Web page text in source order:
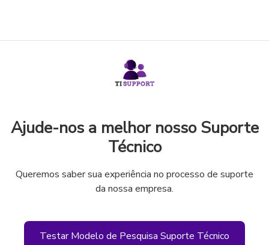
Ajude-nos a melhor nosso Suporte
Técnico
Queremos saber sua experiência no processo de suporte
da nossa empresa.
Testar Modelo de Pesquisa Suporte Técnico